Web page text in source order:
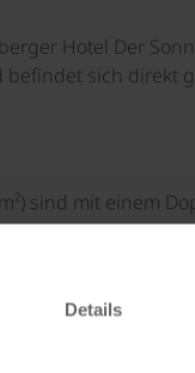
Details
Hotel Der
befindet sich direkt
sind mit einem
oder Couch,
werden für